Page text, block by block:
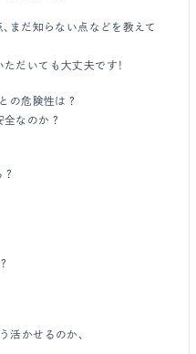
まだ知らない点などを教えて
だいても大丈夫です！
の危険性は？
なのか？
活かせるのか、